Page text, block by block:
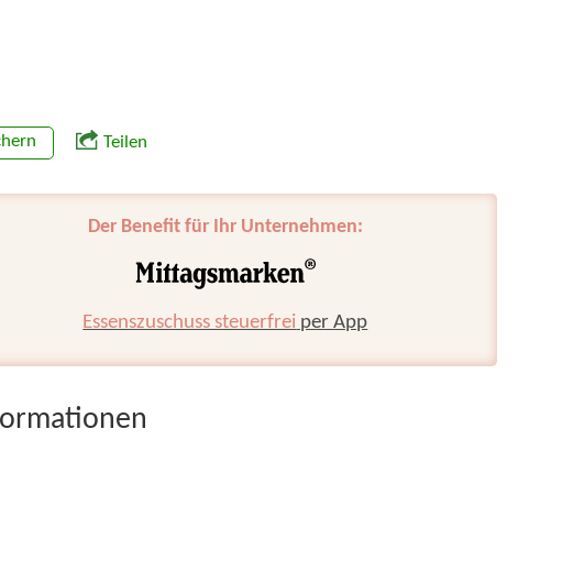
Teilen
Der Benefit für Ihr Unternehmen:
Essenszuschuss steuerfrei per App